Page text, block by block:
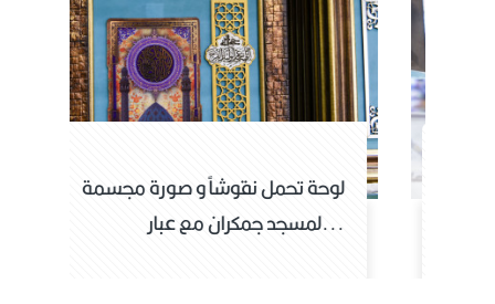
لوحة تحمل قطعة من الرخام و قطعة